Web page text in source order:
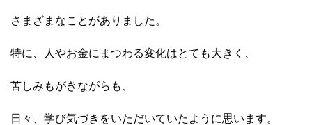
さまざまなことがありました。
特に、人やお金にまつわる変化はとても大きく、
苦しみもがきながらも、
日々、学び気づきをいただいていたように思います。